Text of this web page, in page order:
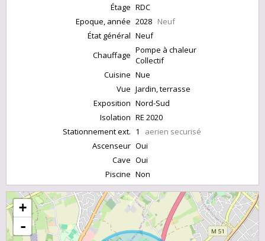
Étage RDC
Epoque, année 2028 Neuf
État général Neuf
Chauffage Pompe à chaleur
Collectif
Cuisine Nue
Vue Jardin, terrasse
Exposition Nord-Sud
Isolation RE 2020
Stationnement ext. 1 aerien securisé
Ascenseur Oui
Cave Oui
Piscine Non
+
-